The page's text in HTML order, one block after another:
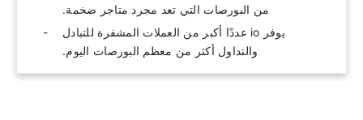
من البورصات التي تعد مجرد متاجر ضخمة.
يوفر io عددًا أكبر من العملات المشفرة للتبادل
والتداول أكثر من معظم البورصات اليوم.